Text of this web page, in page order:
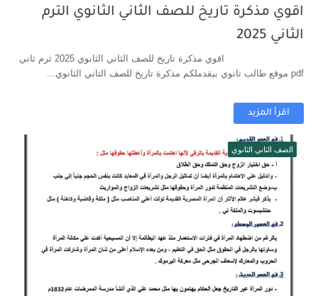
اقوي مذكرة تاريخ للصف الثاني الثانوي الترم
الثاني 2025
اقوي مذكرة تاريخ للصف الثاني الثانوي 2025 ترم ثاني
pdf موقع طالب ثانوي بيقدملكم مذكرة تاريخ للصف الثاني الثانوي...
اقرأ المزيد
الصف الثاني الثانوي